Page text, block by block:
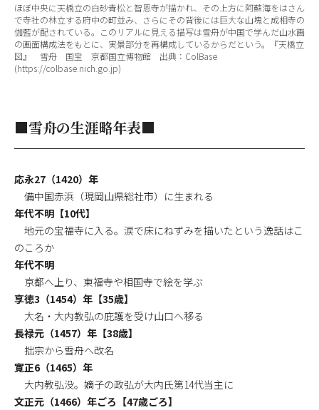
ほぼ中央に天橋立の白砂青松と智恩寺が描かれ、その上方に阿蘇海をはさん
で寺社の林立する府中の町並み、さらにその背後には巨大な山塊と成相寺の
伽藍が配されている。このリアルに見える描写は雪舟が中国で学んだ山水画
の画面構成法をもとに、実景部分を再構成しているからだという。『天橋立
図』 雪舟 国宝 京都国立博物館 出典：ColBase
(https://colbase.nich.go.jp)
■雪舟の生涯略年表■
応永27（1420）年
備中国赤浜（現岡山県総社市）に生まれる
年代不明【10代】
地元の宝福寺に入る。涙で床にねずみを描いたという逸話はこ
のころか
年代不明
京都へ上り、東福寺や相国寺で絵を学ぶ
享徳3（1454）年【35歳】
大名・大内教弘の庇護を受け山口へ移る
長禄元（1457）年【38歳】
拙宗から雪舟へ改名
寛正6（1465）年
大内教弘没。嫡子の政弘が大内氏第14代当主に
文正元（1466）年ごろ【47歳ごろ】